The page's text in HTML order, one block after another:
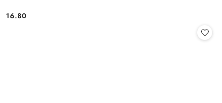
Cena:
16.80